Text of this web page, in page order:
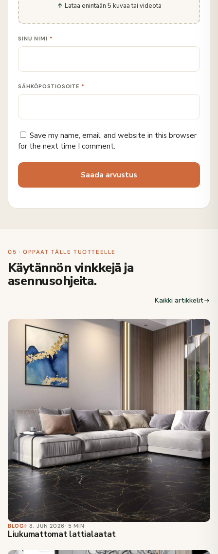
Lataa enintään 5 kuvaa tai videota
SINU NIMI *
SÄHKÖPOSTIOSOITE *
Save my name, email, and website in this browser
for the next time I comment.
05 · OPPAAT TÄLLE TUOTTEELLE
Käytännön vinkkejä ja
asennusohjeita.
Kaikki artikkelit
BLOGI· 8. JUN 2026· 5 MIN
Liukumattomat lattialaatat